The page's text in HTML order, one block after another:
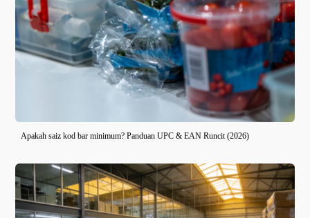
Apakah saiz kod bar minimum? Panduan UPC & EAN Runcit (2026)